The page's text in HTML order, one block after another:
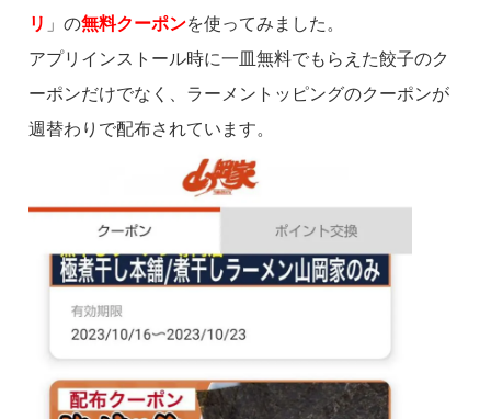
リ 」の無料クーポンを使ってみました。
アプリインストール時に一皿無料でもらえた餃子のク
ーポンだけでなく、ラーメントッピングのクーポンが
週替わりで配布されています。